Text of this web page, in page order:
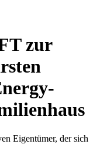
zur
Eigentümer, der sich